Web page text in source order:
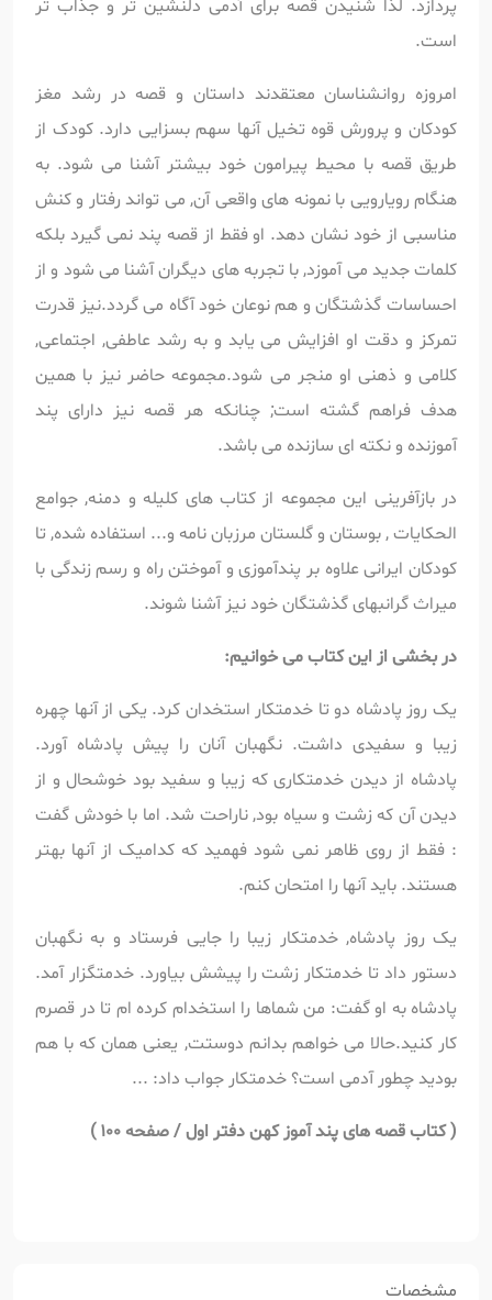
پردازد. لذا شنیدن قصه برای آدمی دلنشین تر و جذاب تر
است.
امروزه روانشناسان معتقدند داستان و قصه در رشد مغز
کودکان و پرورش قوه تخیل آنها سهم بسزایی دارد. کودک از
طریق قصه با محیط پیرامون خود بیشتر آشنا می شود. به
هنگام رویارویی با نمونه های واقعی آن, می تواند رفتار و کنش
مناسبی از خود نشان دهد. او فقط از قصه پند نمی گیرد بلکه
کلمات جدید می آموزد, با تجربه های دیگران آشنا می شود و از
احساسات گذشتگان و هم نوعان خود آگاه می گردد.نیز قدرت
تمرکز و دقت او افزایش می یابد و به رشد عاطفی, اجتماعی,
کلامی و ذهنی او منجر می شود.مجموعه حاضر نیز با همین
هدف فراهم گشته است; چنانکه هر قصه نیز دارای پند
آموزنده و نکته ای سازنده می باشد.
در بازآفرینی این مجموعه از کتاب های کلیله و دمنه, جوامع
الحکایات , بوستان و گلستان مرزبان نامه و... استفاده شده, تا
کودکان ایرانی علاوه بر پندآموزی و آموختن راه و رسم زندگی با
میراث گرانبهای گذشتگان خود نیز آشنا شوند.
در بخشی از این کتاب می خوانیم:
یک روز پادشاه دو تا خدمتکار استخدان کرد. یکی از آنها چهره
زیبا و سفیدی داشت. نگهبان آنان را پیش پادشاه آورد.
پادشاه از دیدن خدمتکاری که زیبا و سفید بود خوشحال و از
دیدن آن که زشت و سیاه بود, ناراحت شد. اما با خودش گفت
: فقط از روی ظاهر نمی شود فهمید که کدامیک از آنها بهتر
هستند. باید آنها را امتحان کنم.
یک روز پادشاه, خدمتکار زیبا را جایی فرستاد و به نگهبان
دستور داد تا خدمتکار زشت را پیشش بیاورد. خدمتگزار آمد.
پادشاه به او گفت: من شماها را استخدام کرده ام تا در قصرم
کار کنید.حالا می خواهم بدانم دوستت, یعنی همان که با هم
بودید چطور آدمی است؟ خدمتکار جواب داد: ...
(کتاب قصه های پند آموز کهن دفتر اول / صفحه 100 )
مشخصات